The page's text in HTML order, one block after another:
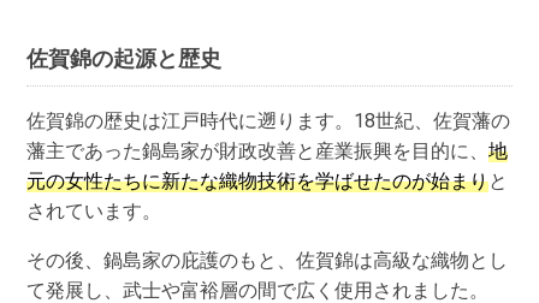
佐賀錦の起源と歴史
佐賀錦の歴史は江戸時代に遡ります。18世紀、佐賀藩の
藩主であった鍋島家が財政改善と産業振興を目的に、地
元の女性たちに新たな織物技術を学ばせたのが始まりと
されています。
その後、鍋島家の庇護のもと、佐賀錦は高級な織物とし
て発展し、武士や富裕層の間で広く使用されました。